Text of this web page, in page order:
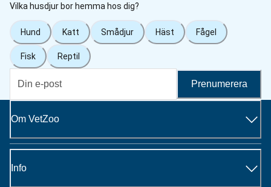
Vilka husdjur bor hemma hos dig?
Hund Katt Smådjur Häst Fågel
Fisk Reptil
Prenumerera
Om VetZoo
Info